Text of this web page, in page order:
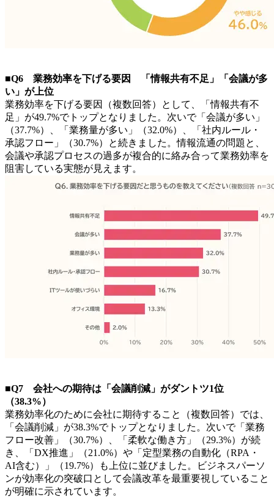
■Q6 業務効率を下げる要因 「情報共有不足」「会議が多
い」が上位
業務効率を下げる要因（複数回答）として、「情報共有不
足」が49.7%でトップとなりました。次いで「会議が多い」
（37.7%）、「業務量が多い」（32.0%）、「社内ルール・
承認フロー」（30.7%）と続きました。情報流通の問題と、
会議や承認プロセスの過多が複合的に絡み合って業務効率を
阻害している実態が見えます。
■Q7 会社への期待は「会議削減」がダントツ1位
（38.3%）
業務効率化のために会社に期待すること（複数回答）では、
「会議削減」が38.3%でトップとなりました。次いで「業務
フロー改善」（30.7%）、「柔軟な働き方」（29.3%）が続
き、「DX推進」（21.0%）や「定型業務の自動化（RPA・
AI含む）」（19.7%）も上位に並びました。ビジネスパーソ
ンが効率化の突破口として会議改革を最重要視していること
が明確に示されています。